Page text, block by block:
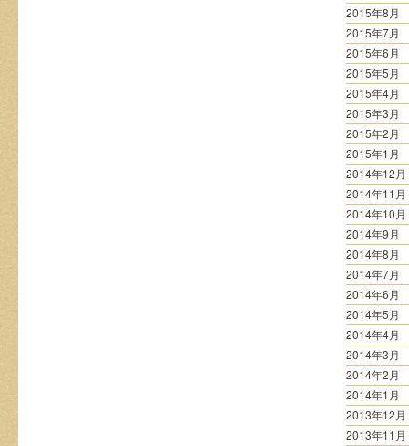
2015年8月
2015年7月
2015年6月
2015年5月
2015年4月
2015年3月
2015年2月
2015年1月
2014年12月
2014年11月
2014年10月
2014年9月
2014年8月
2014年7月
2014年6月
2014年5月
2014年4月
2014年3月
2014年2月
2014年1月
2013年12月
2013年11月